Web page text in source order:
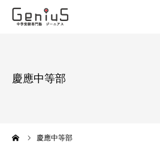
慶應中等部
慶應中等部
志望校別特訓